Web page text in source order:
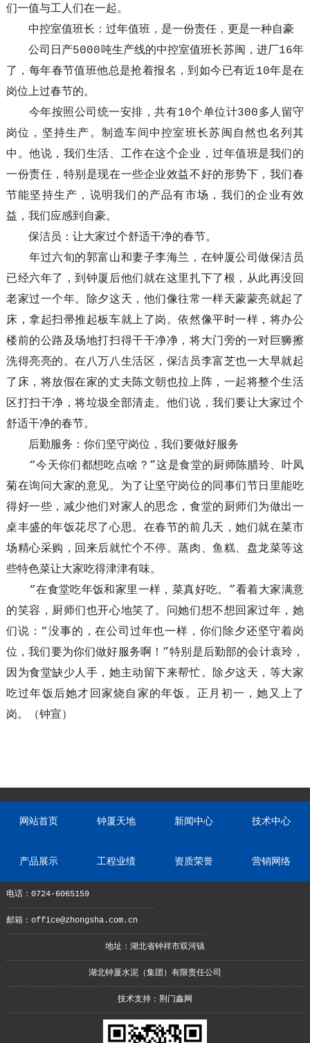
们一值与工人们在一起。
中控室值班长：过年值班，是一份责任，更是一种自豪
公司日产5000吨生产线的中控室值班长苏闽，进厂16年
了，每年春节值班他总是抢着报名，到如今已有近10年是在
岗位上过春节的。
今年按照公司统一安排，共有10个单位计300多人留守
岗位，坚持生产。制造车间中控室班长苏闽自然也名列其
中。他说，我们生活、工作在这个企业，过年值班是我们的
一份责任，特别是现在一些企业效益不好的形势下，我们春
节能坚持生产，说明我们的产品有市场，我们的企业有效
益，我们应感到自豪。
保洁员：让大家过个舒适干净的春节。
年过六旬的郭富山和妻子李海兰，在钟厦公司做保洁员
已经六年了，到钟厦后他们就在这里扎下了根，从此再没回
老家过一个年。除夕这天，他们像往常一样天蒙蒙亮就起了
床，拿起扫帚推起板车就上了岗。依然像平时一样，将办公
楼前的公路及场地打扫得干干净净，将大门旁的一对巨狮擦
洗得亮亮的。在八万八生活区，保洁员李富芝也一大早就起
了床，将放假在家的丈夫陈文朝也拉上阵，一起将整个生活
区打扫干净，将垃圾全部清走。他们说，我们要让大家过个
舒适干净的春节。
后勤服务：你们坚守岗位，我们要做好服务
“今天你们都想吃点啥？”这是食堂的厨师陈腊玲、叶凤
菊在询问大家的意见。为了让坚守岗位的同事们节日里能吃
得好一些，减少他们对家人的思念，食堂的厨师们为做出一
桌丰盛的年饭花尽了心思。在春节的前几天，她们就在菜市
场精心采购，回来后就忙个不停。蒸肉、鱼糕、盘龙菜等这
些特色菜让大家吃得津津有味。
“在食堂吃年饭和家里一样，菜真好吃。”看着大家满意
的笑容，厨师们也开心地笑了。问她们想不想回家过年，她
们说：“没事的，在公司过年也一样，你们除夕还坚守着岗
位，我们要为你们做好服务啊！”特别是后勤部的会计袁玲，
因为食堂缺少人手，她主动留下来帮忙。除夕这天，等大家
吃过年饭后她才回家烧自家的年饭。正月初一，她又上了
岗。（钟宣）
网站首页 钟厦天地 新闻中心 技术中心
产品展示 工程业绩 资质荣誉 营销网络
电话：0724-6065159
邮箱：office@zhongsha.com.cn
地址：湖北省钟祥市双河镇
湖北钟厦水泥（集团）有限责任公司
技术支持： 荆门鑫网